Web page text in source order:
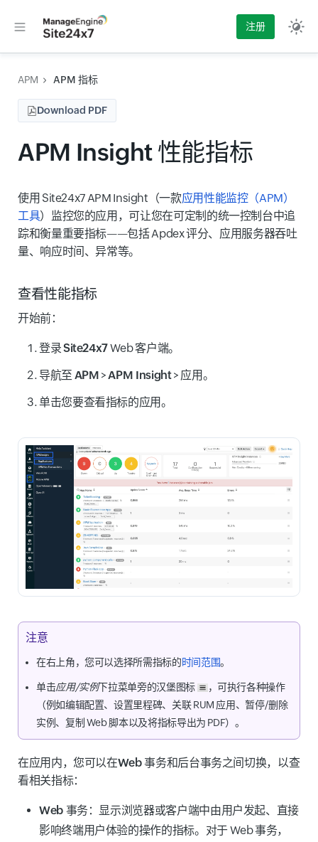
注册
APM APM 指标
Download PDF
APM Insight 性能指标
使用 Site24x7 APM Insight（一款应用性能监控（APM）
工具）监控您的应用，可让您在可定制的统一控制台中追
踪和衡量重要指标——包括 Apdex 评分、应用服务器吞吐
量、响应时间、异常等。
查看性能指标
开始前：
登录Site24x7Web 客户端。
导航至 APM >APM Insight> 应用。
单击您要查看指标的应用。
注意
在右上角，您可以选择所需指标的时间范围。
单击应用/实例下拉菜单旁的汉堡图标
，可执行各种操作
（例如编辑配置、设置里程碑、关联 RUM 应用、暂停/删除
实例、复制 Web 脚本以及将指标导出为 PDF）。
在应用内，您可以在Web 事务和后台事务之间切换，以查
看相关指标：
Web 事务： 显示浏览器或客户端中由用户发起、直接
影响终端用户体验的操作的指标。对于 Web 事务，